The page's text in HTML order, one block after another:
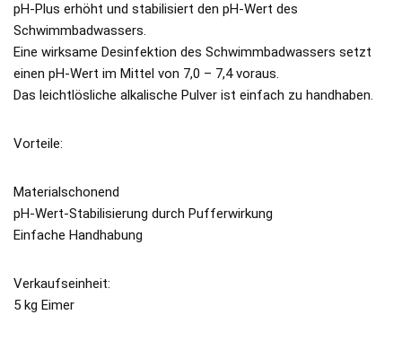
pH-Plus erhöht und stabilisiert den pH-Wert des
Schwimmbadwassers.
Eine wirksame Desinfektion des Schwimmbadwassers setzt
einen pH-Wert im Mittel von 7,0 – 7,4 voraus.
Das leichtlösliche alkalische Pulver ist einfach zu handhaben.
Vorteile:
Materialschonend
pH-Wert-Stabilisierung durch Pufferwirkung
Einfache Handhabung
Verkaufseinheit:
5 kg Eimer